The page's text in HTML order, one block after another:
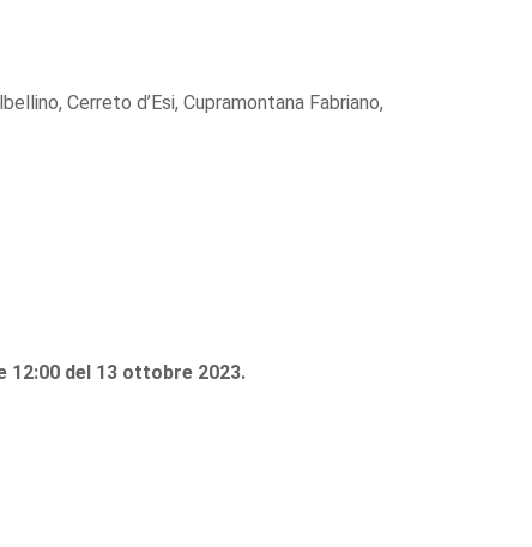
Cerreto d’Esi, Cupramontana Fabriano,
12:00 del 13 ottobre 2023.